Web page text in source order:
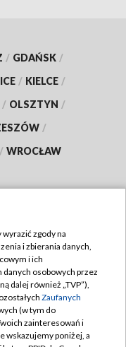
/ GDAŃSK /
/ KIELCE /
/ OLSZTYN /
/
/ WROCŁAW
zgody na
i zbierania danych,
i ich
osobowych przez
dalej również „TVP”),
Zaufanych
(w tym do
zainteresowań i
wskazujemy poniżej, a